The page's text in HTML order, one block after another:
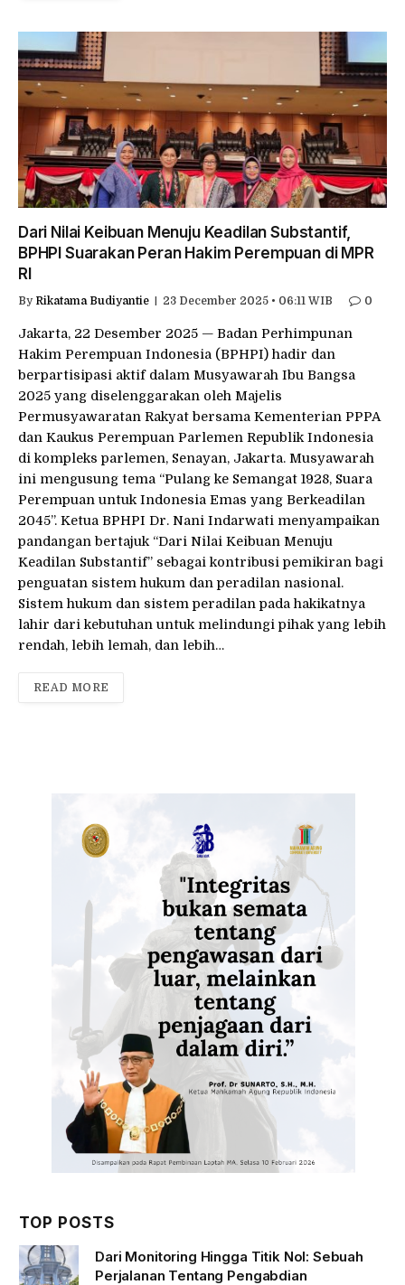
Dari Nilai Keibuan Menuju Keadilan Substantif,
BPHPI Suarakan Peran Hakim Perempuan di MPR
RI
By Rikatama Budiyantie 23 December 2025 • 06:11 WIB 0
Jakarta, 22 Desember 2025 — Badan Perhimpunan
Hakim Perempuan Indonesia (BPHPI) hadir dan
berpartisipasi aktif dalam Musyawarah Ibu Bangsa
2025 yang diselenggarakan oleh Majelis
Permusyawaratan Rakyat bersama Kementerian PPPA
dan Kaukus Perempuan Parlemen Republik Indonesia
di kompleks parlemen, Senayan, Jakarta. Musyawarah
ini mengusung tema “Pulang ke Semangat 1928, Suara
Perempuan untuk Indonesia Emas yang Berkeadilan
2045”. Ketua BPHPI Dr. Nani Indarwati menyampaikan
pandangan bertajuk “Dari Nilai Keibuan Menuju
Keadilan Substantif” sebagai kontribusi pemikiran bagi
penguatan sistem hukum dan peradilan nasional.
Sistem hukum dan sistem peradilan pada hakikatnya
lahir dari kebutuhan untuk melindungi pihak yang lebih
rendah, lebih lemah, dan lebih…
READ MORE
TOP POSTS
Dari Monitoring Hingga Titik Nol: Sebuah
Perjalanan Tentang Pengabdian